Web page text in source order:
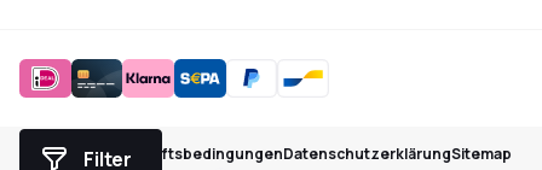
Filter
Allgemeine GeschäftsbedingungenDatenschutzerklärungSitemap